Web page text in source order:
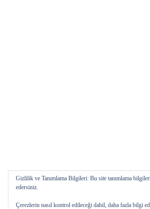
Gizlilik ve Tanımlama Bilgileri: Bu site tanımlama
edersiniz.
Çerezlerin nasıl kontrol edileceği dahil, daha fazla bilgi